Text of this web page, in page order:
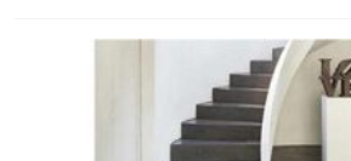
Vaip Argentum Marble 160x230 cm